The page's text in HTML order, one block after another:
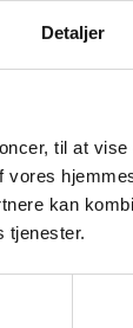
Detaljer
til at
kan
tjenester.